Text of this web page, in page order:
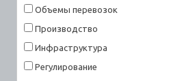
Объемы перевозок
Производство
Инфраструктура
Регулирование